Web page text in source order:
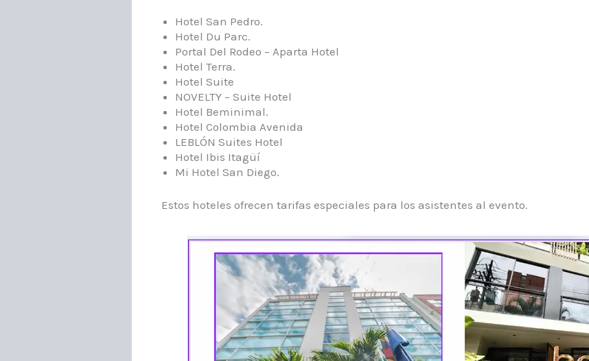
Hotel San Pedro.​
Hotel Du Parc.​
Portal Del Rodeo – Aparta Hotel
Hotel Terra.​
Hotel Suite
NOVELTY – Suite Hotel
Hotel Beminimal.​
Hotel Colombia Avenida
LEBLÓN Suites Hotel
Hotel Ibis Itagüí
Mi Hotel San Diego.
Estos hoteles ofrecen tarifas especiales para los asistentes al evento. ​